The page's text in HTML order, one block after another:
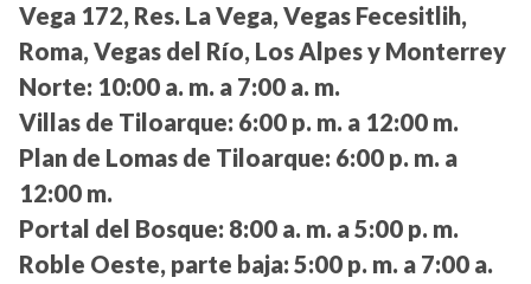
Vega 172, Res. La Vega, Vegas Fecesitlih,
Roma, Vegas del Río, Los Alpes y Monterrey
Norte: 10:00 a. m. a 7:00 a. m.
Villas de Tiloarque: 6:00 p. m. a 12:00 m.
Plan de Lomas de Tiloarque: 6:00 p. m. a
12:00 m.
Portal del Bosque: 8:00 a. m. a 5:00 p. m.
Roble Oeste, parte baja: 5:00 p. m. a 7:00 a.